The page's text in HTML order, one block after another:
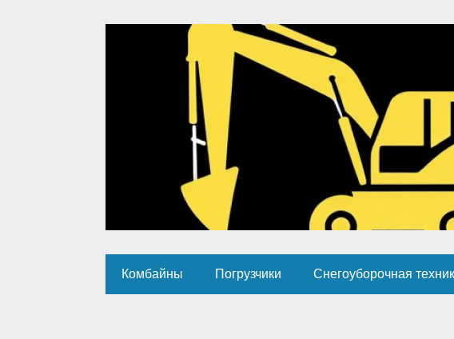
Комбайны Погрузчики Снегоуборочная